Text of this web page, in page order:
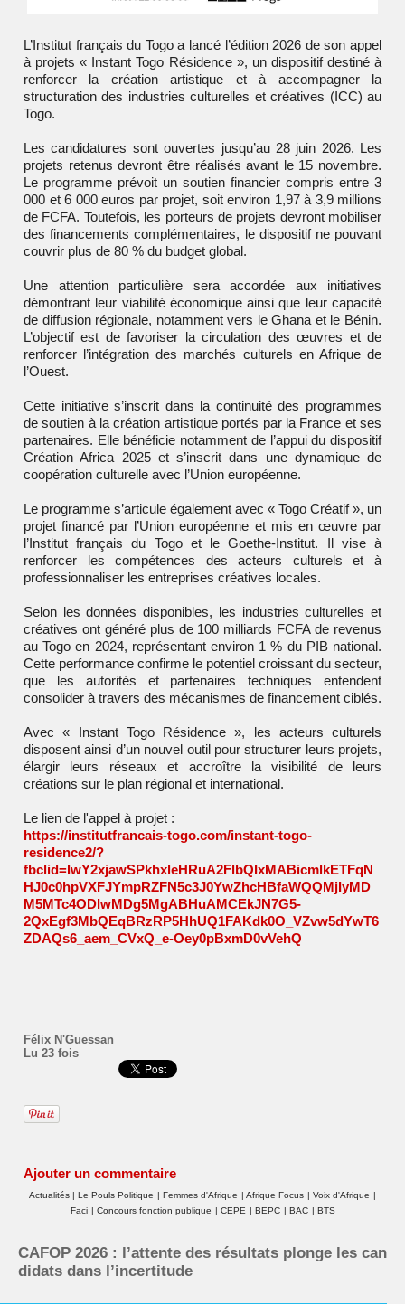
L’Institut français du Togoa lancé l’édition 2026 de son appel
à projets « Instant Togo Résidence », un dispositif destiné à
renforcer la création artistique et à accompagner la
structuration des industries culturelles et créatives (ICC) au
Togo.
Les candidatures sont ouvertes jusqu’au 28 juin 2026. Les
projets retenus devront être réalisés avant le 15 novembre.
Le programme prévoit un soutien financier compris entre 3
000 et 6 000 euros par projet, soit environ 1,97 à 3,9 millions
de FCFA. Toutefois, les porteurs de projets devront mobiliser
des financements complémentaires, le dispositif ne pouvant
couvrir plus de 80 % du budget global.
Une attention particulière sera accordée aux initiatives
démontrant leur viabilité économique ainsi que leur capacité
de diffusion régionale, notamment vers le Ghana et le Bénin.
L’objectif est de favoriser la circulation des œuvres et de
renforcer l’intégration des marchés culturels en Afrique de
l’Ouest.
Cette initiative s’inscrit dans la continuité des programmes
de soutien à la création artistique portés par la France et ses
partenaires. Elle bénéficie notamment de l’appui du dispositif
Création Africa 2025 et s’inscrit dans une dynamique de
coopération culturelle avec l’Union européenne.
Le programme s’articule également avec « Togo Créatif », un
projet financé par l’Union européenne et mis en œuvre par
l’Institut français du Togo et leGoethe-Institut. Il vise à
renforcer les compétences des acteurs culturels et à
professionnaliser les entreprises créatives locales.
Selon les données disponibles, les industries culturelles et
créatives ont généré plus de 100 milliards FCFA de revenus
au Togo en 2024, représentant environ 1 % du PIB national.
Cette performance confirme le potentiel croissant du secteur,
que les autorités et partenaires techniques entendent
consolider à travers des mécanismes de financement ciblés.
Avec « Instant Togo Résidence », les acteurs culturels
disposent ainsi d’un nouvel outil pour structurer leurs projets,
élargir leurs réseaux et accroître la visibilité de leurs
créations sur le plan régional et international.
Le lien de l'appel à projet :
https://institutfrancais-togo.com/instant-togo-
residence2/?
fbclid=IwY2xjawSPkhxleHRuA2FlbQIxMABicmlkETFqN
HJ0c0hpVXFJYmpRZFN5c3J0YwZhcHBfaWQQMjIyMD
M5MTc4ODIwMDg5MgABHuAMCEkJN7G5-
2QxEgf3MbQEqBRzRP5HhUQ1FAKdk0O_VZvw5dYwT6
ZDAQs6_aem_CVxQ_e-Oey0pBxmD0vVehQ
Félix N'Guessan
Lu 23 fois
Ajouter un commentaire
Actualités | Le Pouls Politique | Femmes d'Afrique | Afrique Focus | Voix d'Afrique |
Faci | Concours fonction publique | CEPE | BEPC | BAC | BTS
CAFOP 2026 : l’attente des résultats plonge les can
didats dans l’incertitude